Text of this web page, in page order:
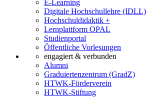
E-Learning
Digitale Hochschullehre (IDLL)
Hochschuldidaktik +
Lernplattform OPAL
Studienportal
Öffentliche Vorlesungen
engagiert & verbunden
Alumni
Graduiertenzentrum (GradZ)
HTWK-Förderverein
HTWK-Stiftung